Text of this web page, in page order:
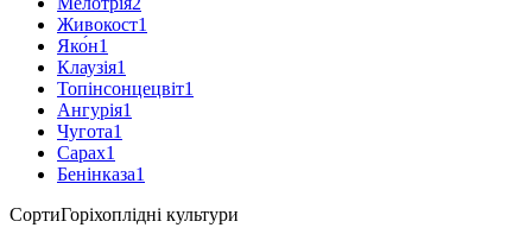
Живокост1
Яко́н1
Клаузія1
Топінсонцецвіт1
Ангурія1
Чугота1
Сарах1
Бенінказа1
СортиГоріхоплідні культури